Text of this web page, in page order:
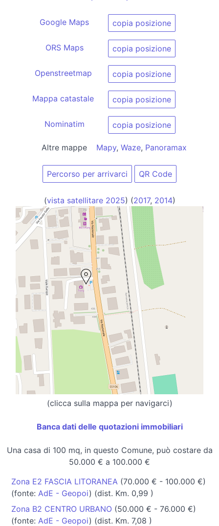
Google Maps copia posizione
ORS Maps copia posizione
Openstreetmap copia posizione
Mappa catastale copia posizione
Nominatim copia posizione
Altre mappe Mapy, Waze, Panoramax
Percorso per arrivarci QR Code
(vista satellitare 2025) (2017, 2014)
(clicca sulla mappa per navigarci)
Banca dati delle quotazioni immobiliari
Una casa di 100 mq, in questo Comune, può costare da
50.000 € a 100.000 €
Zona E2 FASCIA LITORANEA (70.000 € - 100.000 €)
(fonte: AdE - Geopoi) (dist. Km. 0,99 )
Zona B2 CENTRO URBANO (50.000 € - 76.000 €)
(fonte: AdE - Geopoi) (dist. Km. 7,08 )